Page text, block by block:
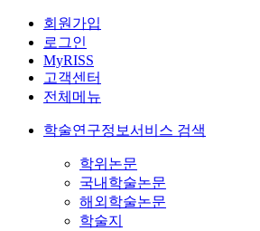
회원가입
로그인
MyRISS
고객센터
전체메뉴
학술연구정보서비스 검색
학위논문
국내학술논문
해외학술논문
학술지